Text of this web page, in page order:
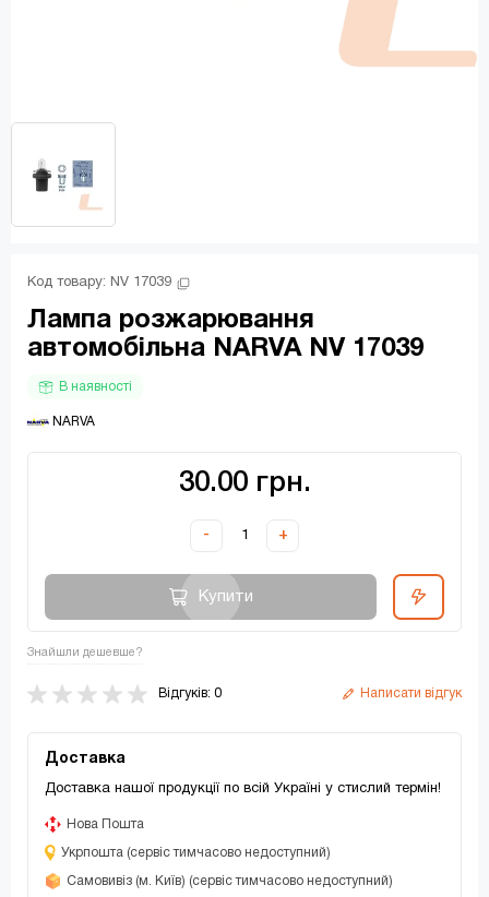
Код товару: NV 17039
Лампа розжарювання
автомобільна NARVA NV 17039
В наявності
NARVA
30.00 грн.
- +
Купити
Знайшли дешевше?
Відгуків: 0 Написати відгук
Доставка
Доставка нашої продукції по всій Україні у стислий термін!
Нова Пошта
Укрпошта (сервіс тимчасово недоступний)
Самовивіз (м. Київ) (сервіс тимчасово недоступний)